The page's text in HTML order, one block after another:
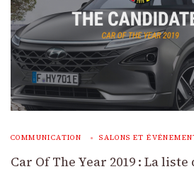
COMMUNICATION SALONS ET
Car Of The Year 2019 : La